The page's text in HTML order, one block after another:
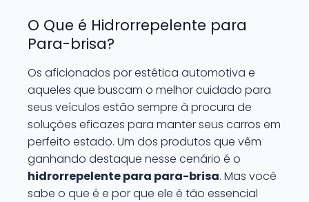
O Que é Hidrorrepelente para
Para-brisa?
Os aficionados por estética automotiva e
aqueles que buscam o melhor cuidado para
seus veículos estão sempre à procura de
soluções eficazes para manter seus carros em
perfeito estado. Um dos produtos que vêm
ganhando destaque nesse cenário é o
hidrorrepelente para para-brisa. Mas você
sabe o que é e por que ele é tão essencial